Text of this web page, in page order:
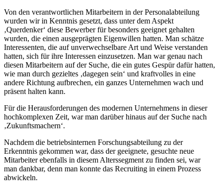
Von den verantwortlichen Mitarbeitern in der Personalabteilung
wurden wir in Kenntnis gesetzt, dass unter dem Aspekt
‚Querdenker‘ diese Bewerber für besonders geeignet gehalten
wurden, die einen ausgeprägten Eigenwillen hatten. Man schätze
Interessenten, die auf unverwechselbare Art und Weise verstanden
hatten, sich für ihre Interessen einzusetzen. Man war genau nach
diesen Mitarbeitern auf der Suche, die ein gutes Gespür dafür hatten,
wie man durch gezieltes ‚dagegen sein‘ und kraftvolles in eine
andere Richtung aufbrechen, ein ganzes Unternehmen wach und
präsent halten kann.
Für die Herausforderungen des modernen Unternehmens in dieser
hochkomplexen Zeit, war man darüber hinaus auf der Suche nach
‚Zukunftsmachern‘.
Nachdem die betriebsinternen Forschungsabteilung zu der
Erkenntnis gekommen war, dass der geeignete, gesuchte neue
Mitarbeiter ebenfalls in diesem Alterssegment zu finden sei, war
man dankbar, denn man konnte das Recruiting in einem Prozess
abwickeln.